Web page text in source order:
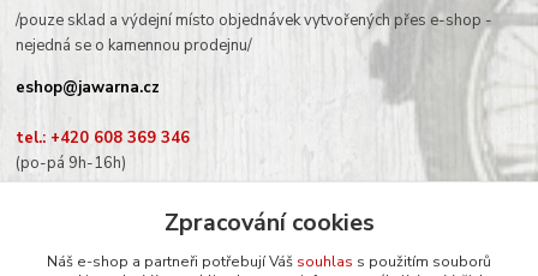
/pouze sklad a výdejní místo objednávek vytvořených přes e-shop -
nejedná se o kamennou prodejnu/
eshop@jawarna.cz
tel.: +420 608 369 346
(po-pá 9h-16h)
Zpracování cookies
Náš e-shop a partneři potřebují Váš souhlas s použitím souborů